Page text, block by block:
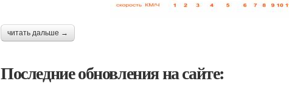
читать дальше →
Последние обновления на сайте: